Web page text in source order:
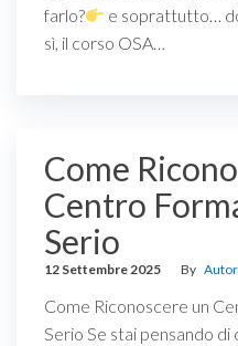
farlo?
e soprattutto…
sì, il corso OSA…
Come
Centro
Serio
12 Settembre 2025 By
Come Riconoscere un
Serio Se stai pensando